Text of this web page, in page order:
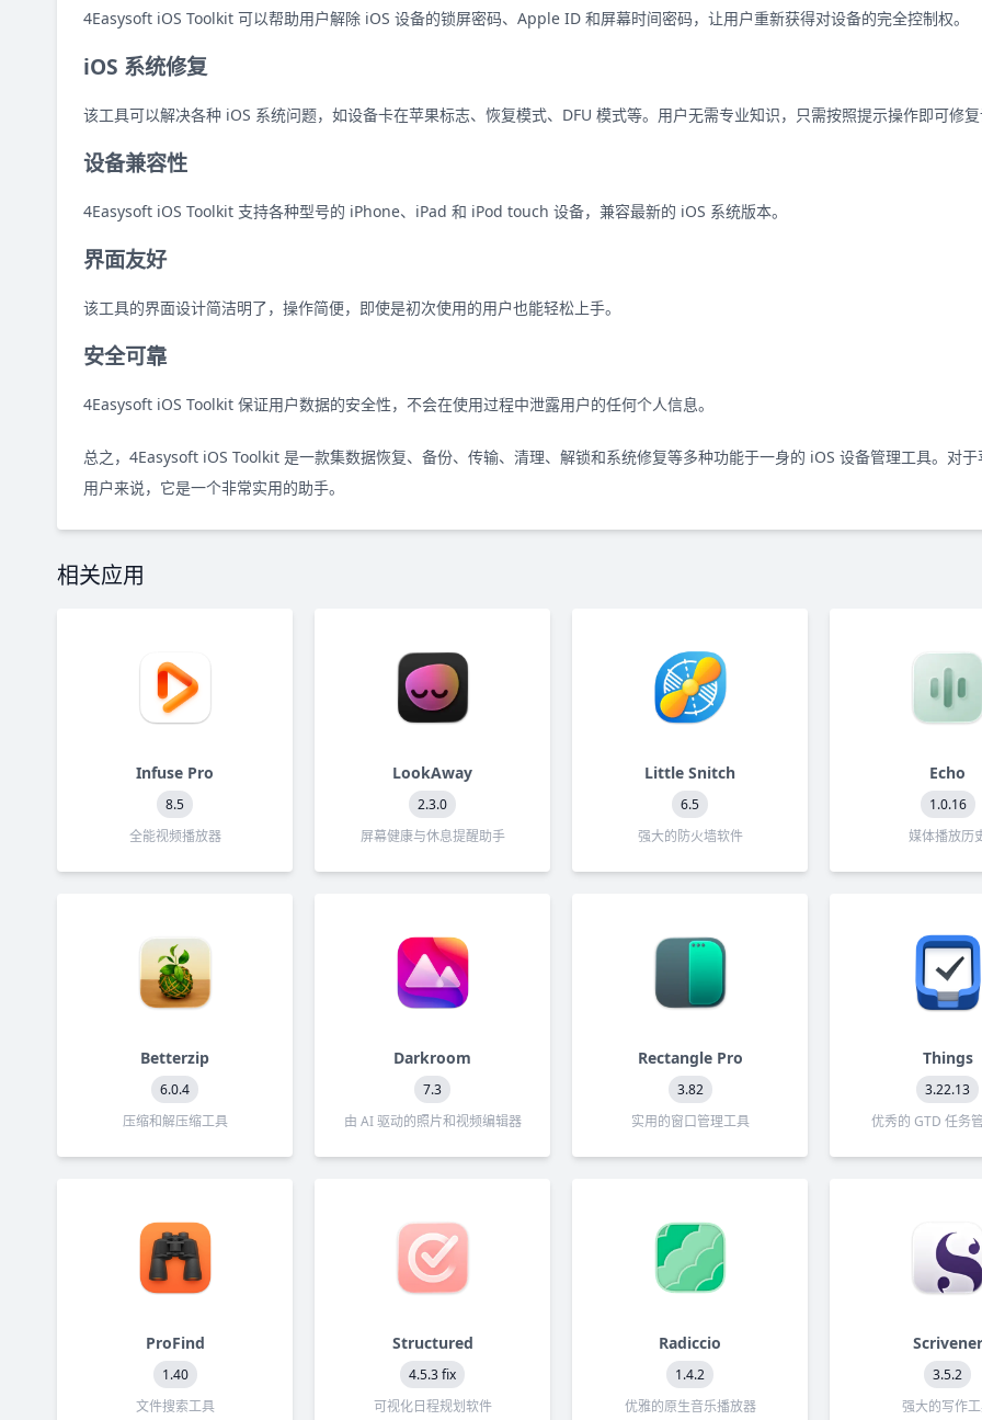
4Easysoft iOS Toolkit 可以帮助用户解除 iOS 设备的锁屏密码、Apple ID 和屏幕时间密码，让用户重新获得对设备的完全控制权。
iOS 系统修复
该工具可以解决各种 iOS 系统问题，如设备卡在苹果标志、恢复模式、DFU 模式等。用户无需专业知识，只需按照提示操作即可修
设备兼容性
4Easysoft iOS Toolkit 支持各种型号的 iPhone、iPad 和 iPod touch 设备，兼容最新的 iOS 系统版本。
界面友好
该工具的界面设计简洁明了，操作简便，即使是初次使用的用户也能轻松上手。
安全可靠
4Easysoft iOS Toolkit 保证用户数据的安全性，不会在使用过程中泄露用户的任何个人信息。
总之，4Easysoft iOS Toolkit 是一款集数据恢复、备份、传输、清理、解锁和系统修复等多种功能于一身的 iOS 设备管理工具。对
用户来说，它是一个非常实用的助手。
相关应用
Infuse Pro
8.5
全能视频播放器
LookAway
2.3.0
屏幕健康与休息提醒助手
Little Snitch
6.5
强大的防火墙软件
Echo
1.0.16
媒体播放历
Betterzip
6.0.4
压缩和解压缩工具
Darkroom
7.3
由 AI 驱动的照片和视频编辑器
Rectangle Pro
3.82
实用的窗口管理工具
Things
3.22.13
优秀的 GTD 任务
ProFind
1.40
文件搜索工具
Structured
4.5.3 fix
可视化日程规划软件
Radiccio
1.4.2
优雅的原生音乐播放器
Scrivener
3.5.2
强大的写作